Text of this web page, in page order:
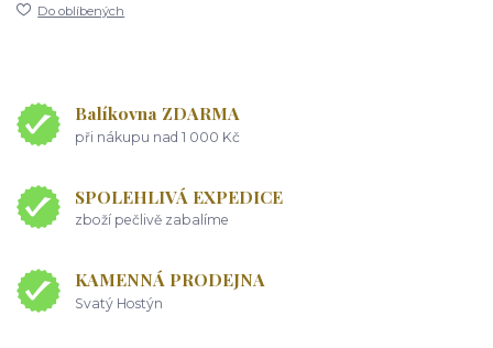
Do oblíbených
Balíkovna ZDARMA
při nákupu nad 1 000 Kč
SPOLEHLIVÁ EXPEDICE
zboží pečlivě zabalíme
KAMENNÁ PRODEJNA
Svatý Hostýn